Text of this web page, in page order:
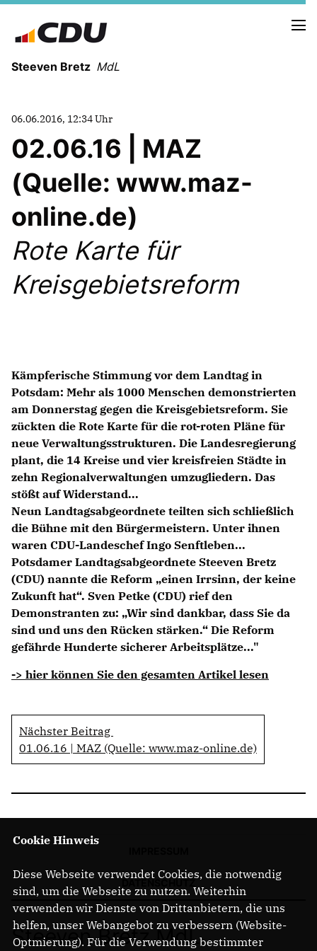
Steeven Bretz MdL
VITA
WAHLKREISBESUCHE
PRESSEFOTOS
MEIN BÜRGERBÜRO
MEIN WAHLKREIS
ZIELE
CDU Deutschland
CDU Fraktion im Brandenburger Landtag
CDU Brandenburg
CDU Potsdam
06.06.2016, 12:34 Uhr
02.06.16 | MAZ
(Quelle: www.maz-
online.de)
Rote Karte für
Kreisgebietsreform
Kämpferische Stimmung vor dem Landtag in
Potsdam: Mehr als 1000 Menschen demonstrierten
am Donnerstag gegen die Kreisgebietsreform. Sie
zückten die Rote Karte für die rot-roten Pläne für
neue Verwaltungsstrukturen. Die Landesregierung
plant, die 14 Kreise und vier kreisfreien Städte in
zehn Regionalverwaltungen umzugliedern. Das
stößt auf Widerstand...
Neun Landtagsabgeordnete teilten sich schließlich
die Bühne mit den Bürgermeistern. Unter ihnen
waren CDU-Landeschef Ingo Senftleben...
Potsdamer Landtagsabgeordnete Steeven Bretz
(CDU) nannte die Reform „einen Irrsinn, der keine
Zukunft hat“. Sven Petke (CDU) rief den
Demonstranten zu: „Wir sind dankbar, dass Sie da
sind und uns den Rücken stärken.“ Die Reform
gefährde Hunderte sicherer Arbeitsplätze..."
-> hier können Sie den gesamten Artikel lesen
Nächster Beitrag
01.06.16 | MAZ (Quelle: www.maz-online.de)
Steeven Bretz MdL
Cookie Hinweis
Diese Webseite verwendet Cookies, die notwendig
sind, um die Webseite zu nutzen. Weiterhin
verwenden wir Dienste von Drittanbietern, die uns
helfen, unser Webangebot zu verbessern (Website-
Optmierung). Für die Verwendung bestimmter